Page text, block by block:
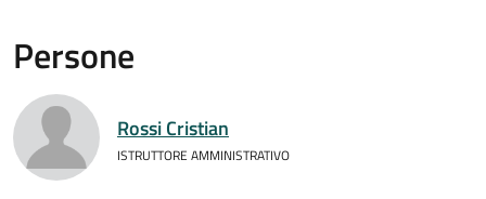
Persone
Rossi Cristian
ISTRUTTORE AMMINISTRATIVO